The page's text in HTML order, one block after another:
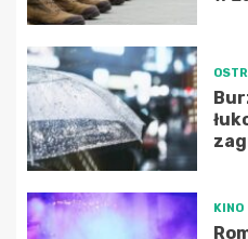
KINO